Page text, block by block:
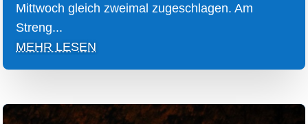
Mittwoch gleich zweimal zugeschlagen. Am
Streng...
MEHR LESEN